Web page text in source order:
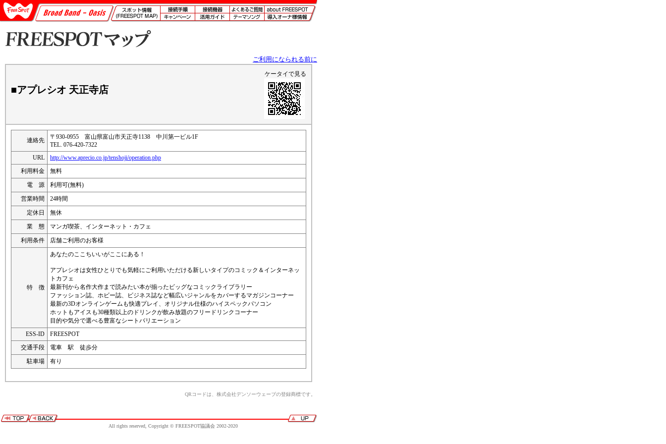
ご利用になられる前に
■アプレシオ 天正寺店
ケータイで見る
連絡先
〒930-0955 富山県富山市天正寺1138 中川第一ビル1F
TEL. 076-420-7322
URL
http://www.aprecio.co.jp/tenshoji/operation.php
利用料金
無料
電 源
利用可(無料)
営業時間
24時間
定休日
無休
業 態
マンガ喫茶、インターネット・カフェ
利用条件
店舗ご利用のお客様
特 徴
あなたのここちいいがここにある！
アプレシオは女性ひとりでも気軽にご利用いただける新しいタイプのコミック＆インターネッ
トカフェ
最新刊から名作大作まで読みたい本が揃ったビッグなコミックライブラリー
ファッション誌、ホビー誌、ビジネス誌など幅広いジャンルをカバーするマガジンコーナー
最新の3Dオンラインゲームも快適プレイ、オリジナル仕様のハイスペックパソコン
ホットもアイスも30種類以上のドリンクが飲み放題のフリードリンクコーナー
目的や気分で選べる豊富なシートバリエーション
ESS-ID
FREESPOT
交通手段
電車 駅 徒歩分
駐車場
有り
QRコードは、株式会社デンソーウェーブの登録商標です。
All rights reserved, Copyright © FREESPOT協議会 2002-2020